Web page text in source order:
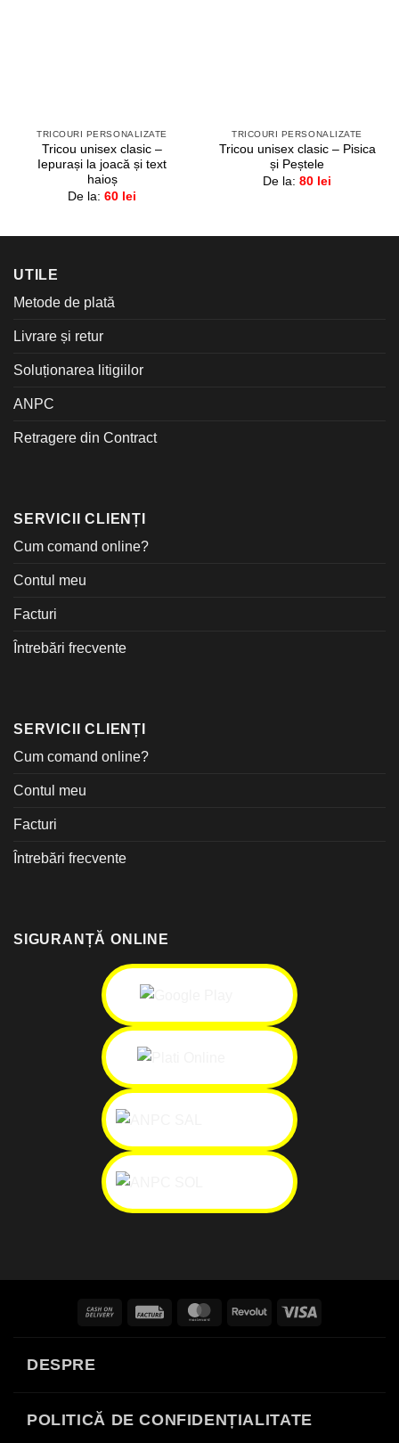
TRICOURI PERSONALIZATE
Tricou unisex clasic –
Iepurași la joacă și text
haioș
De la: 60 lei
TRICOURI PERSONALIZATE
Tricou unisex clasic – Pisica
și Peștele
De la: 80 lei
UTILE
Metode de plată
Livrare și retur
Soluționarea litigiilor
ANPC
Retragere din Contract
SERVICII CLIENȚI
Cum comand online?
Contul meu
Facturi
Întrebări frecvente
SERVICII CLIENȚI
Cum comand online?
Contul meu
Facturi
Întrebări frecvente
SIGURANȚĂ ONLINE
Cash
Facture MasterCardRevolut
DESPRE
POLITICĂ DE CONFIDENȚIALITATE